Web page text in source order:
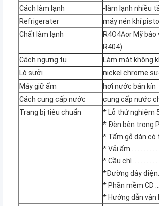
Cách làm lạnh
-làm lạnh nhiều
Refrigerater
máy nén khí
Chất làm lạnh
R4O4Aor Mỹ
R404)
Cách ngưng tụ
Làm mát không
Lò sưởi
nickel chrome
Máy giữ ẩm
hơi nước bán kín
Cách cung cấp nước
cung cấp nước
Trang bị tiêu chuẩn
* Lỗ thử nghiệm
* Đèn bên trong PL
* Tấm gỗ dán có
* Vải ẩm
* Cầu chì
*Đường dây
* Phần mềm CD
* Hướng dẫn vận